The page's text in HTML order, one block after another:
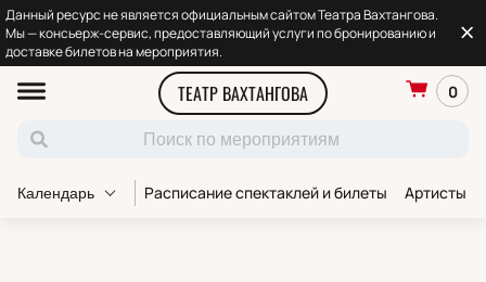
Данный ресурс не является официальным сайтом Театра Вахтангова.
Мы — консьерж-сервис, предоставляющий услуги по бронированию и
доставке билетов на мероприятия.
ТЕАТР ВАХТАНГОВА 0
Календарь Расписание спектаклей и билеты Артисты